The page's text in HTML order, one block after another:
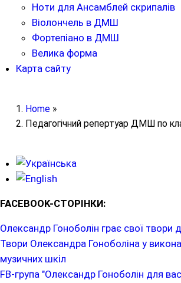
Ноти для Ансамблей скрипалів
Віолончель в ДМШ
Фортепіано в ДМШ
Велика форма
Карта сайту
Home »
Педагогічний репертуар ДМШ по
FACEBOOK-СТОРІНКИ:
Олександр Гоноболін грає свої твори
Твори Олександра Гоноболіна у
музичних шкіл
FB-група "Олександр Гоноболін для